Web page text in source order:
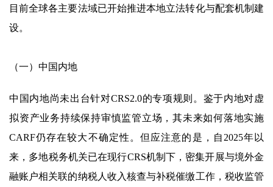
目前全球各主要法域已开始推进本地立法转化与配套机制建
设。
（一）中国内地
中国内地尚未出台针对CRS2.0的专项规则。鉴于内地对虚
拟资产业务持续保持审慎监管立场，其未来如何落地实施
CARF仍存在较大不确定性。但应注意的是，自2025年以
来，多地税务机关已在现行CRS机制下，密集开展与境外金
融账户相关联的纳税人收入核查与补税催缴工作，税收监管